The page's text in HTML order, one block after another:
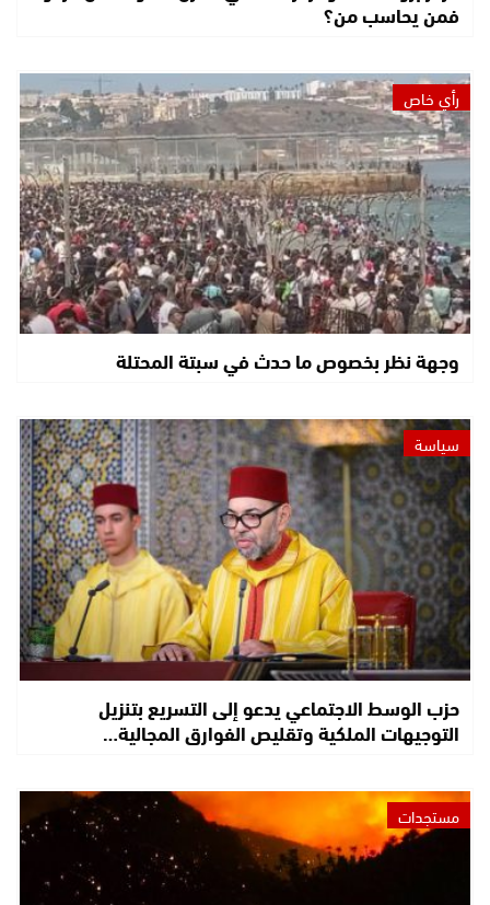
فمن يحاسب من؟
رأي خاص
وجهة نظر بخصوص ما حدث في سبتة المحتلة
سياسة
حزب الوسط الاجتماعي يدعو إلى التسريع بتنزيل
التوجيهات الملكية وتقليص الفوارق المجالية…
مستجدات